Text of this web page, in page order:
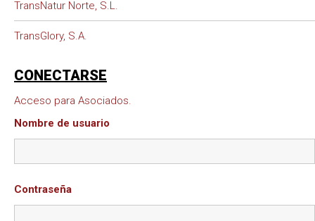
TransNatur Norte, S.L.
TransGlory, S.A.
CONECTARSE
Acceso para Asociados.
Nombre de usuario
Contraseña